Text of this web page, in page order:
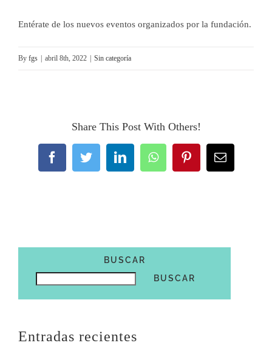
CONTACTO
CACHIVACHES
Entérate de los nuevos eventos organizados por la fundación.
By fgs | abril 8th, 2022 | Sin categoría
Share This Post With Others!
FacebookTwitterLinkedInWhatsAppPinterestEmail
BUSCAR
BUSCAR
Entradas recientes